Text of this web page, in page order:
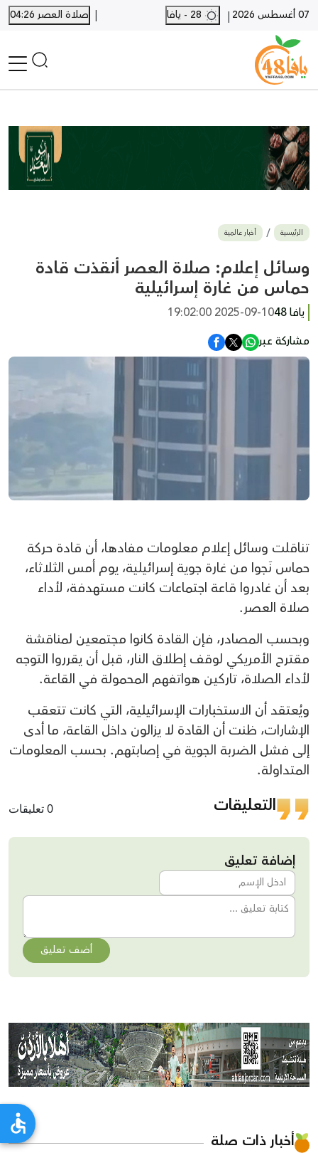
07 أغسطس 2026 |
| صلاة العصر 04:26
أخبار محلية
أخبار يافا
SHORTS
أخبار اللد والرملة
بيع وشراء
أخبار القدس
وفيات
المزيد
ارسل خبر
الرئيسية أخبار عالمية
وسائل إعلام: صلاة العصر أنقذت قادة
حماس من غارة إسرائيلية
يافا 48
2025-09-10 19:02:00
مشاركة عبر
تناقلت وسائل إعلام معلومات مفادها، أن قادة حركة
حماس نَجوا من غارة جوية إسرائيلية، يوم أمس الثلاثاء،
بعد أن غادروا قاعة اجتماعات كانت مستهدفة، لأداء
صلاة العصر.
وبحسب المصادر، فإن القادة كانوا مجتمعين لمناقشة
مقترح الأمريكي لوقف إطلاق النار، قبل أن يقرروا التوجه
لأداء الصلاة، تاركين هواتفهم المحمولة في القاعة.
ويُعتقد أن الاستخبارات الإسرائيلية، التي كانت تتعقب
الإشارات، ظنت أن القادة لا يزالون داخل القاعة، ما أدى
إلى فشل الضربة الجوية في إصابتهم. بحسب المعلومات
المتداولة.
التعليقات 0 تعليقات
إضافة تعليق
أضف تعليق
أخبار ذات صلة